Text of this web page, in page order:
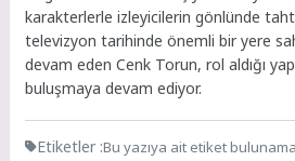
karakterlerle izleyicilerin gönlünde
televizyon tarihinde önemli bir yere
devam eden Cenk Torun, rol aldığı
buluşmaya devam ediyor.
Etiketler :Bu yazıya ait etiket